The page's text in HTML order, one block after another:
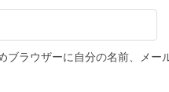
ブラウザーに自分の名前、メー